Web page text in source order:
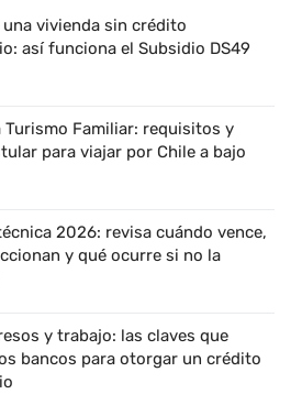
vivienda sin crédito
así funciona el Subsidio DS49
Turismo Familiar: requisitos y
para viajar por Chile a bajo
2026: revisa cuándo vence,
y qué ocurre si no la
y trabajo: las claves que
bancos para otorgar un crédito